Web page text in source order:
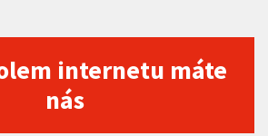
internetu máte
nás